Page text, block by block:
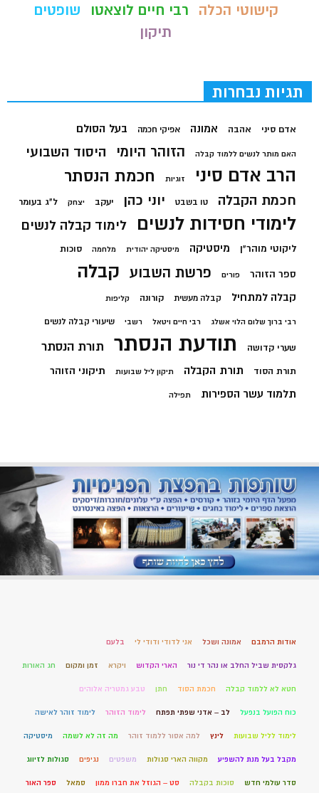
קישוטי הכלה
רבי חיים לוצאטו
שופטים
תיקון
תגיות נבחרות
אדם סיני אהבה אמונה אפיקי חכמה בעל הסולם
האם מותר לנשים ללמוד קבלה הזוהר היומי היסוד השבועי
הרב אדם סיני זוגיות חכמת הנסתר
חכמת הקבלה טו בשבט יוני כהן יעקב יצחק ל"ג בעומר
לימודי חסידות לנשים לימוד קבלה לנשים
ליקוטי מוהר"ן מיסטיקה מיסטיקה יהודית מלחמה סוכות
ספר הזוהר פורים פרשת השבוע קבלה
קבלה למתחיל קבלה מעשית קורונה קליפות
רבי ברוך שלום הלוי אשלג רבי חיים ויטאל רשבי שיעורי קבלה לנשים
שערי קדושה תודעת הנסתר תורת הנסתר
תורת הסוד תורת הקבלה תיקון ליל שבועות תיקוני הזוהר
תלמוד עשר הספירות תפילה
אודות הרמבם אמונה ושכל אני לדודי ודודי לי בלעם
גלקסית שביל החלב או נהר די נור הארי הקדוש ויקרא זמן ומקום חג האורות
חטא לא ללמוד קבלה חכמת הסוד חתן טבע גמטריה אלוהים
כוח הפועל בנפעל לב – אדני שפתי תפתח לימוד הזוהר לימוד זוהר לאישה
לימוד לליל שבועות לינץ למה אסור ללמוד זוהר מה זה לא לשמה מיסטיקה
מקבל בעל מנת להשפיע מקווה הארי סגולות משפטים נגיפים סגולות לזיווג
סדר עולמי חדש סוכות בקבלה סט – הגוזל את חברו ממון סמאל ספר האור